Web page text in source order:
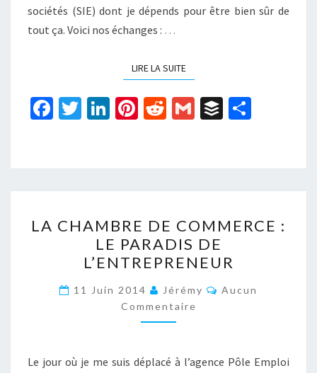
sociétés (SIE) dont je dépends pour être bien sûr de
tout ça. Voici nos échanges : …
LIRE LA SUITELIRE LA SUITE
Fa
o
o
k
T
er
Li
dI
n
Pi
es
t
R
di
t
G
l
B
er ge
r
CHAMBRE
DE
COMMERCE
LE
PARADIS
L’ENTREPRENEUR
LA CHAMBRE DE COMMERCE :
LE PARADIS DE
L’ENTREPRENEUR
11 Juin 2014 Jérémy Commentaires
Aucun
Commentaire
Le jour où je me suis déplacé à l’agence Pôle Emploi